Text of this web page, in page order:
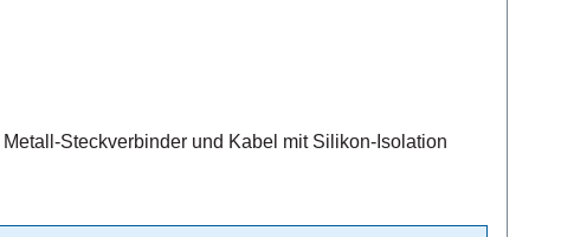
Steckverbinder und Kabel mit Silikon-Isolation